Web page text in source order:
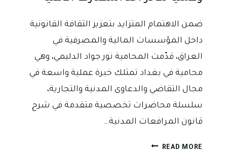
ضمن الاهتمام المتزايد بتعزيز الثقافة القانونية
داخل المؤسسات المالية والمصرفية في
العراق، قدّمت المحامية نور جواد الدليمي، وهي
محامية في بغداد تمتلك خبرة عملية واسعة في
مجال التقاضي والدعاوى المدنية والتجارية،
سلسلة محاضرات تخصصية متقدمة في شرح
قانون المرافعات المدنية…
READ MORE المحامية